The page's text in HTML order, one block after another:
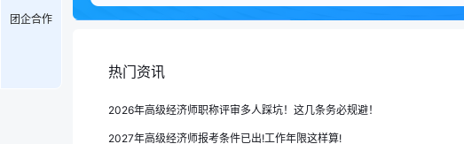
热门资讯
2026年高级经济师职称评审多人踩坑！这几条务必规避！
2027年高级经济师报考条件已出!工作年限这样算!
团企合作